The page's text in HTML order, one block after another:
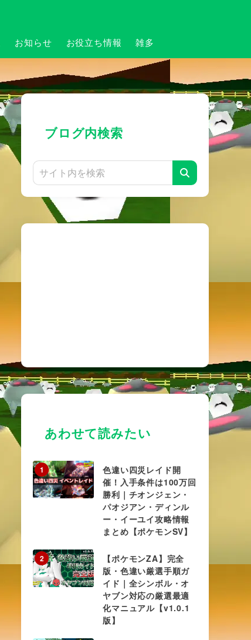
お知らせ お役立ち情報 雑多
ブログ内検索
あわせて読みたい
1
色違い四災レイド開
催！入手条件は100万回
勝利｜チオンジェン・
パオジアン・ディンル
ー・イーユイ攻略情報
まとめ【ポケモンSV】
2
【ポケモンZA】完全
版・色違い厳選手順ガ
イド｜全シンボル・オ
ヤブン対応の厳選最適
化マニュアル【v1.0.1
版】